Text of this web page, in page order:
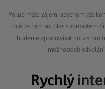
Pokud máte zájem, abychom vás
udělte nám souhlas s kontaktem
budeme zpracovávat pouze pro
možnostech
Rychlý